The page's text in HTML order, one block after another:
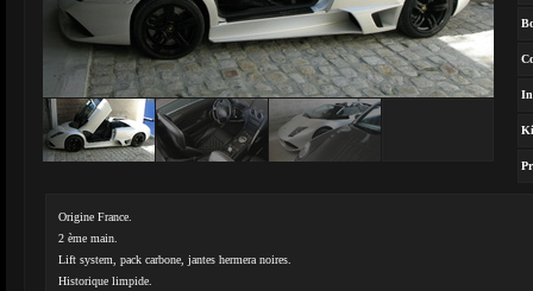
Origine France.
2 ème main.
Lift system, pack carbone, jantes hermera noires.
Historique limpide.